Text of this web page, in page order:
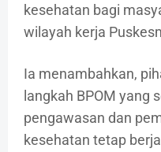
kesehatan bagi
wilayah kerja
Ia menambahkan,
langkah BPOM yang
pengawasan dan
kesehatan tetap